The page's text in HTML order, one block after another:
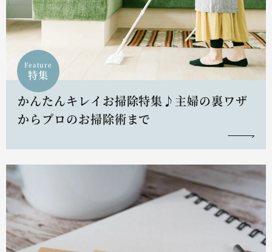
Feature
特集
かんたんキレイお掃除特集♪主婦の裏ワザ
からプロのお掃除術まで